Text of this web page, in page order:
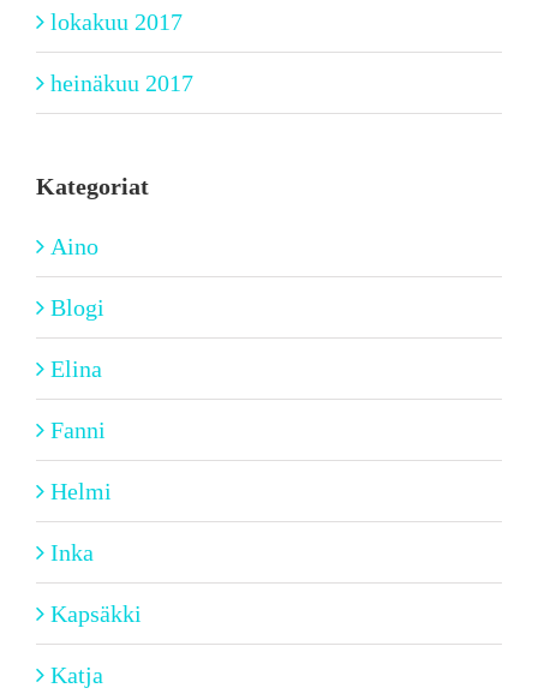
lokakuu 2017
heinäkuu 2017
Kategoriat
Aino
Blogi
Elina
Fanni
Helmi
Inka
Kapsäkki
Katja